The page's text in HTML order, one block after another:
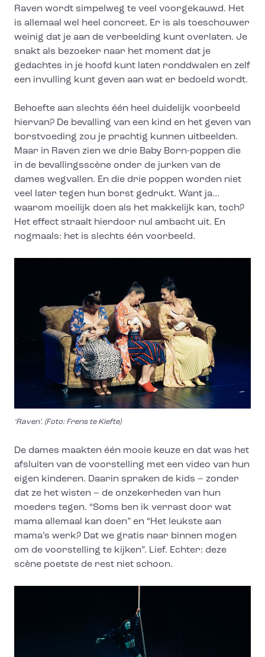
Raven wordt simpelweg te veel voorgekauwd. Het
is allemaal wel heel concreet. Er is als toeschouwer
weinig dat je aan de verbeelding kunt overlaten. Je
snakt als bezoeker naar het moment dat je
gedachtes in je hoofd kunt laten ronddwalen en zelf
een invulling kunt geven aan wat er bedoeld wordt.
Behoefte aan slechts één heel duidelijk voorbeeld
hiervan? De bevalling van een kind en het geven van
borstvoeding zou je prachtig kunnen uitbeelden.
Maar in Raven zien we drie Baby Born-poppen die
in de bevallingsscène onder de jurken van de
dames wegvallen. En die drie poppen worden niet
veel later tegen hun borst gedrukt. Want ja…
waarom moeilijk doen als het makkelijk kan, toch?
Het effect straalt hierdoor nul ambacht uit. En
nogmaals: het is slechts één voorbeeld.
‘Raven’. (Foto: Frens te Kiefte)
De dames maakten één mooie keuze en dat was het
afsluiten van de voorstelling met een video van hun
eigen kinderen. Daarin spraken de kids – zonder
dat ze het wisten – de onzekerheden van hun
moeders tegen. “Soms ben ik verrast door wat
mama allemaal kan doen” en “Het leukste aan
mama’s werk? Dat we gratis naar binnen mogen
om de voorstelling te kijken”. Lief. Echter: deze
scène poetste de rest niet schoon.